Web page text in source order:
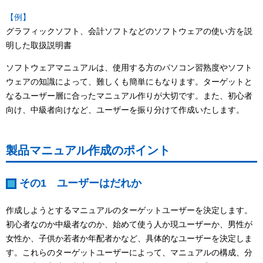
【例】
グラフィックソフト、会計ソフトなどのソフトウェアの使い方を説
明した取扱説明書
ソフトウェアマニュアルは、使用する方のパソコン習熟度やソフト
ウェアの知識によって、難しくも簡単にもなります。ターゲットと
なるユーザー層に合ったマニュアル作りが大切です。また、初心者
向け、中級者向けなど、ユーザーを振り分けて作成いたします。
製品マニュアル作成のポイント
その1 ユーザーはだれか
作成しようとするマニュアルのターゲットユーザーを決定します。
初心者なのか中級者なのか、始めて使う人か現ユーザーか、男性が
女性か、子供か若者か年配者かなど、具体的なユーザーを決定しま
す。これらのターゲットユーザーによって、マニュアルの構成、分